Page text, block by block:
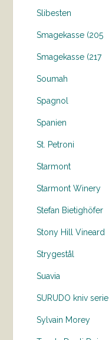
Slibesten
Smagekasse (205
Smagekasse (217
Soumah
Spagnol
Spanien
St. Petroni
Starmont
Starmont Winery
Stefan Bietighöfer
Stony Hill Vineard
Strygestål
Suavia
SURUDO kniv serie
Sylvain Morey